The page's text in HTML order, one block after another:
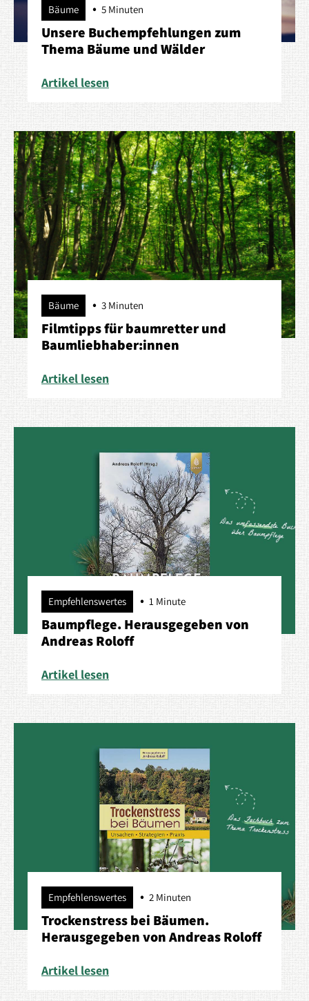
Bäume 5 Minuten
Unsere Buchempfehlungen zum
Thema Bäume und Wälder
Artikel lesen
Bäume 3 Minuten
Filmtipps für baumretter und
Baumliebhaber:innen
Artikel lesen
Empfehlenswertes 1 Minute
Baumpflege. Herausgegeben von
Andreas Roloff
Artikel lesen
Empfehlenswertes 2 Minuten
Trockenstress bei Bäumen.
Herausgegeben von Andreas Roloff
Artikel lesen